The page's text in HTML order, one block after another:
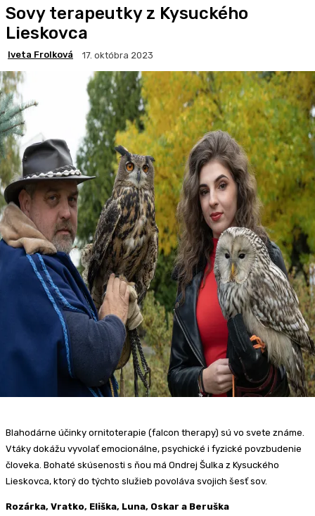
Sovy terapeutky z Kysuckého
Lieskovca
Iveta Frolková 17. októbra 2023
Blahodárne účinky ornitoterapie (falcon therapy) sú vo svete známe.
Vtáky dokážu vyvolať emocionálne, psychické i fyzické povzbudenie
človeka. Bohaté skúsenosti s ňou má Ondrej Šulka z Kysuckého
Lieskovca, ktorý do týchto služieb povoláva svojich šesť sov.
Rozárka, Vratko, Eliška, Luna, Oskar a Beruška